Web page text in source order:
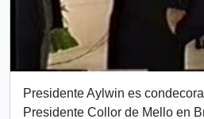
Presidente Aylwin es
Presidente Collor de Mello en